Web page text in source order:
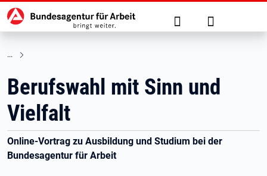
zu den Hauptinhalten springen
Hauptnavigation Suche Anmelden
Berufswahl mit Sinn und
Vielfalt
Online-Vortrag zu Ausbildung und Studium bei der
Bundesagentur für Arbeit